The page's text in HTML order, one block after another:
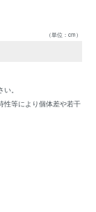
（単位：cm）
。
性等により個体差や若干